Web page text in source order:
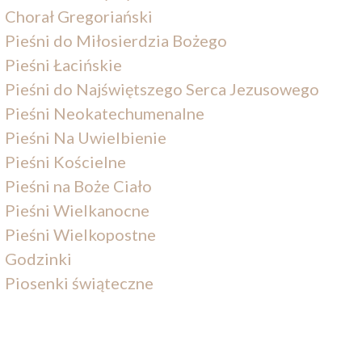
Chorał Gregoriański
Pieśni do Miłosierdzia Bożego
Pieśni Łacińskie
Pieśni do Najświętszego Serca Jezusowego
Pieśni Neokatechumenalne
Pieśni Na Uwielbienie
Pieśni Kościelne
Pieśni na Boże Ciało
Pieśni Wielkanocne
Pieśni Wielkopostne
Godzinki
Piosenki świąteczne